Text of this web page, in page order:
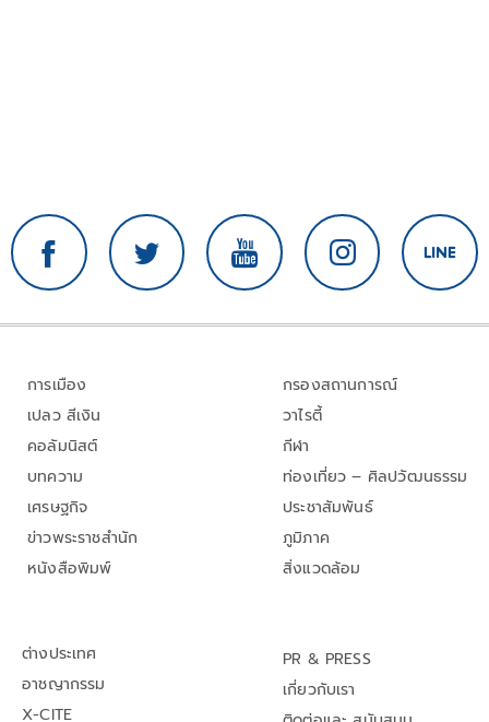
การเมือง
เปลว สีเงิน
คอลัมนิสต์
บทความ
เศรษฐกิจ
ข่าวพระราชสำนัก
หนังสือพิมพ์
กรองสถานการณ์
วาไรตี้
กีฬา
ท่องเที่ยว – ศิลปวัฒนธรรม
ประชาสัมพันธ์
ภูมิภาค
สิ่งแวดล้อม
ต่างประเทศ
อาชญากรรม
X-CITE
PR & PRESS
เกี่ยวกับเรา